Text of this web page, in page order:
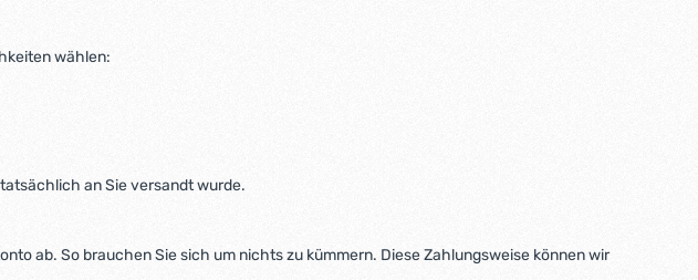
wählen:
an Sie versandt wurde.
ab. So brauchen Sie sich um nichts zu kümmern. Diese Zahlungsweise können wir